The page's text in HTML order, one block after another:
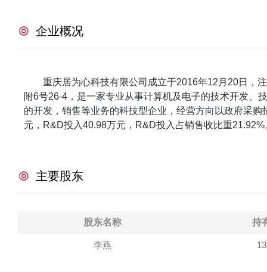
企业概况
重庆居为心科技有限公司成立于2016年12月20日，
附6号26-4，是一家专业从事计算机及电子的技术开发、
的开发，销售等业务的科技型企业，经营方向以政府采
元，R&D投入40.98万元，R&D投入占销售收比重21.92%
主要股东
股东名称 持
李燕